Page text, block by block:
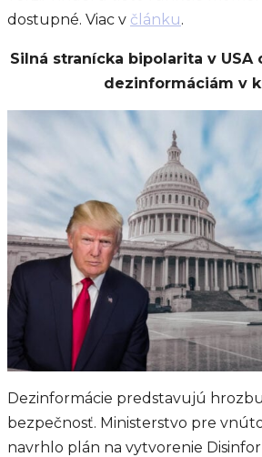
dostupné. Viac v článku.
Silná stranícka bipolarita v
dezinformáciám v
Dezinformácie predstavujú
bezpečnosť. Ministerstvo pre
navrhlo plán na vytvorenie